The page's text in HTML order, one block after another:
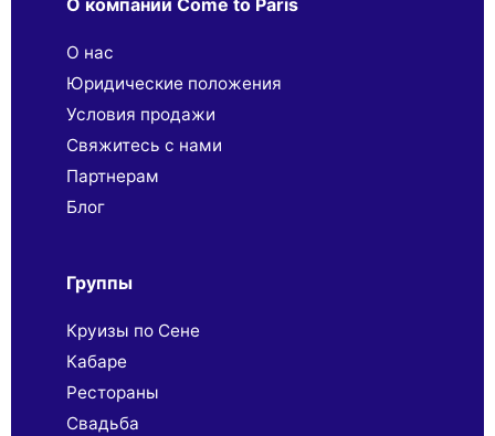
О компании Come to Paris
О нас
Юридические положения
Условия продажи
Свяжитесь с нами
Партнерaм
Блог
Группы
Круизы по Сене
Кабаре
Рестораны
Свадьба